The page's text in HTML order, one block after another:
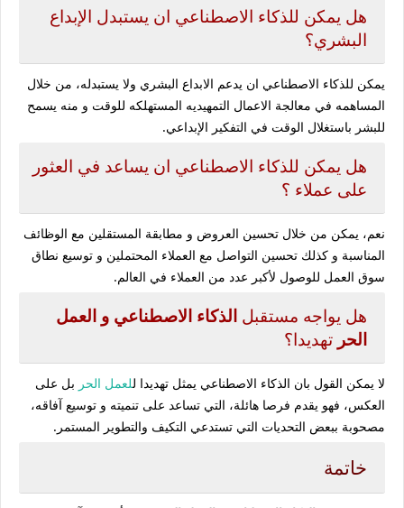
هل يمكن للذكاء الاصطناعي ان يستبدل الإبداع
البشري؟
يمكن للذكاء الاصطناعي ان يدعم الابداع البشري ولا يستبدله، من خلال
المساهمه في معالجة الاعمال التمهيديه المستهلكه للوقت و منه يسمح
للبشر باستغلال الوقت في التفكير الإبداعي.
هل يمكن للذكاء الاصطناعي ان يساعد في العثور
على عملاء ؟
نعم، يمكن من خلال تحسين العروض و مطابقة المستقلين مع الوظائف
المناسبة و كذلك تحسين التواصل مع العملاء المحتملين و توسيع نطاق
سوق العمل للوصول لأكبر عدد من العملاء في العالم.
هل يواجه مستقبل الذكاء الاصطناعي و العمل
الحر تهديدا؟
لا يمكن القول بان الذكاء الاصطناعي يمثل تهديدا للعمل الحر بل على
العكس، فهو يقدم فرصا هائلة، التي تساعد على تنميته و توسيع آفاقه،
مصحوبة ببعض التحديات التي تستدعي التكيف والتطوير المستمر.
خاتمة